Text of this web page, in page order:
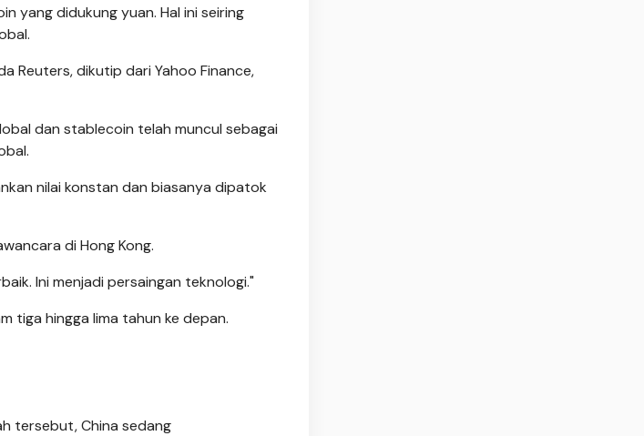
yang didukung yuan. Hal ini seiring
Reuters, dikutip dari Yahoo Finance,
dan stablecoin telah muncul sebagai
nilai konstan dan biasanya dipatok
di Hong Kong.
Ini menjadi persaingan teknologi."
tiga hingga lima tahun ke depan.
tersebut, China sedang